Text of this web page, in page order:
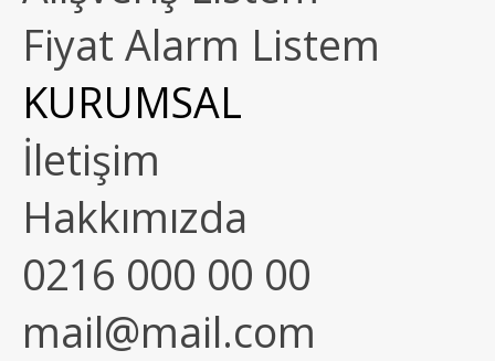
Fiyat Alarm Listem
KURUMSAL
İletişim
Hakkımızda
0216 000 00 00
mail@mail.com